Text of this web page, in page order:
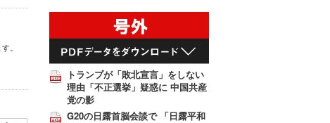
。
トランプが「敗北宣言」をしない
理由「不正選挙」疑惑に 中国共産
党の影
G20の日露首脳会談で 「日露平和